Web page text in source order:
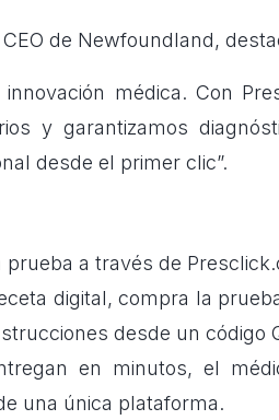
de Newfoundland,
médica. Con
y garantizamos
desde el primer clic”.
prueba a través de
digital, compra la
desde un código
en minutos, el
una única plataforma.